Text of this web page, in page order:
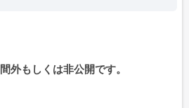
外もしくは非公開です。